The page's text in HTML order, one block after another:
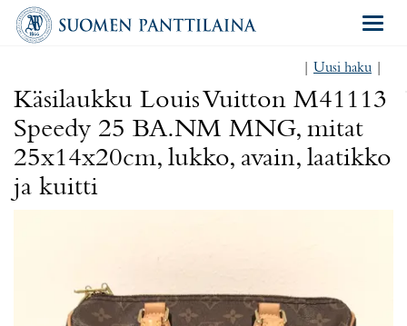
Uusi haku
Käsilaukku Louis Vuitton M41113
Speedy 25 BA.NM MNG, mitat
25x14x20cm, lukko, avain, laatikko
ja kuitti